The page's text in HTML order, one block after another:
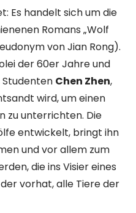
Es handelt sich um die
Romans „Wolf
von Jian Rong).
der 60er Jahre und
Chen Zhen,
wird, um einen
zu unterrichten. Die
entwickelt, bringt ihn
und vor allem zum
die ins Visier eines
vorhat, alle Tiere der